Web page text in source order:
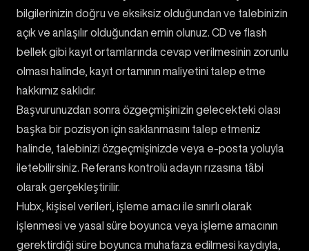
bilgilerinizin doğru ve eksiksiz olduğundan ve talebinizin
açık ve anlaşılır olduğundan emin olunuz. CD ve flash
bellek gibi kayıt ortamlarında cevap verilmesinin zorunlu
olması halinde, kayıt ortamının maliyetini talep etme
hakkımız saklıdır.
Başvurunuzdan sonra özgeçmişinizin gelecekteki olası
başka bir pozisyon için saklanmasını talep etmeniz
halinde, talebinizi özgeçmişinizde veya e-posta yoluyla
iletebilirsiniz. Referans kontrolü adayın rızasına tâbi
olarak gerçekleştirilir.
Hubx, kişisel verileri, işleme amacı ile sınırlı olarak
işlenmesi ve yasal süre boyunca veya işleme amacının
gerektirdiği süre boyunca muhafaza edilmesi kaydıyla,